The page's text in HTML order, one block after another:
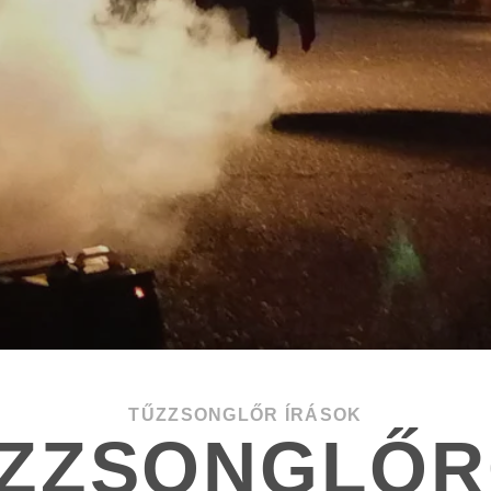
TŰZZSONGLŐR ÍRÁSOK